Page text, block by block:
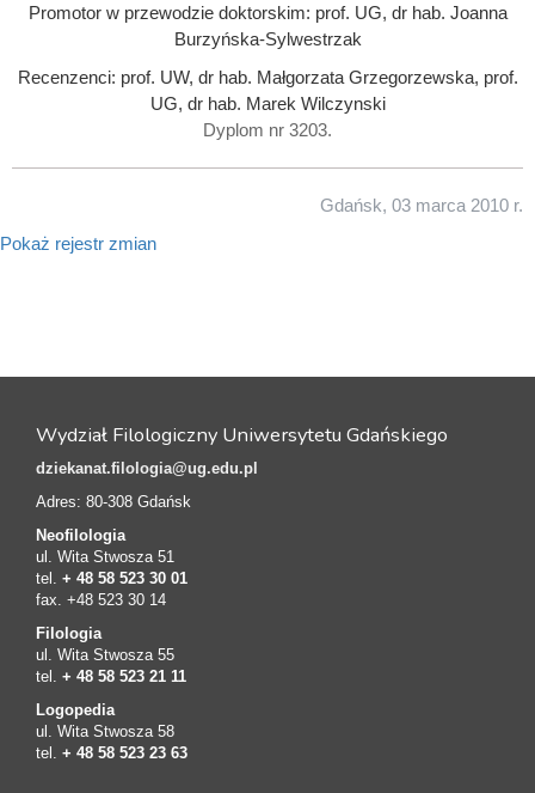
Promotor w przewodzie doktorskim: prof. UG, dr hab. Joanna
Burzyńska-Sylwestrzak
Recenzenci: prof. UW, dr hab. Małgorzata Grzegorzewska, prof.
UG, dr hab. Marek Wilczynski
Dyplom nr 3203.
Gdańsk, 03 marca 2010 r.
Pokaż rejestr zmian
Wydział Filologiczny Uniwersytetu Gdańskiego
dziekanat.filologia@ug.edu.pl
Adres: 80-308 Gdańsk
Neofilologia
ul. Wita Stwosza 51
tel. + 48 58 523 30 01
fax. +48 523 30 14
Filologia
ul. Wita Stwosza 55
tel. + 48 58 523 21 11
Logopedia
ul. Wita Stwosza 58
tel. + 48 58 523 23 63